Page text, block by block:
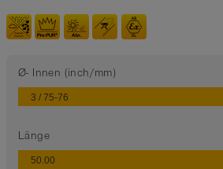
Ø- Innen (inch/mm)
Länge